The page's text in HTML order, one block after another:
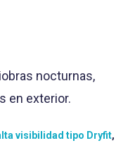
nocturnas,
en exterior.
visibilidad tipo Dryfit,